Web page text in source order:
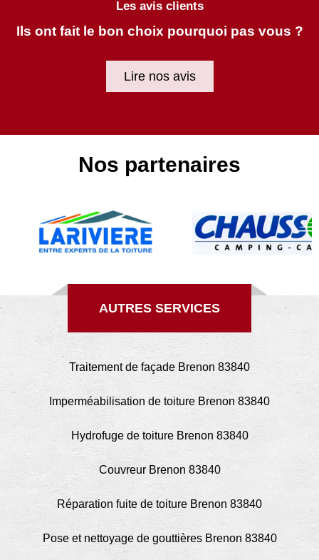
Les avis clients
Ils ont fait le bon choix pourquoi pas vous ?
Lire nos avis
Nos partenaires
AUTRES SERVICES
Traitement de façade Brenon 83840
Imperméabilisation de toiture Brenon 83840
Hydrofuge de toiture Brenon 83840
Couvreur Brenon 83840
Réparation fuite de toiture Brenon 83840
Pose et nettoyage de gouttières Brenon 83840